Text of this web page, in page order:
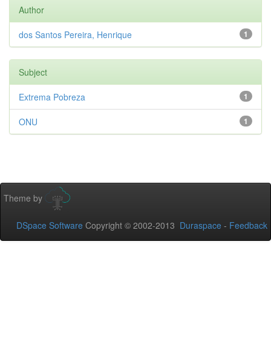
Author
1
dos Santos Pereira, Henrique
Subject
1
Extrema Pobreza
1
ONU
Theme by
DSpace Software Copyright © 2002-2013 Duraspace - Feedback